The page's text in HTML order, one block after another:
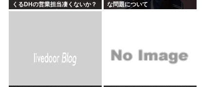
くるDHの営業担当凄くないか？
今年のボーナス凄いことになり
な問題について